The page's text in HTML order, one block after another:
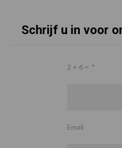
Schrijf u in voor
2 + 6 = *
Email